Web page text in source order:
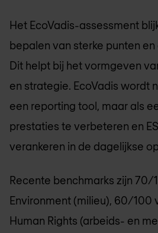
Het EcoVadis-assessment
bepalen van sterke punten
Dit helpt bij het vormgeven
en strategie. EcoVadis wordt
een reporting tool, maar als
prestaties te verbeteren en
verankeren in de dagelijkse
Recente benchmarks zijn 70/
Environment (milieu), 60/100
Human Rights (arbeids- en